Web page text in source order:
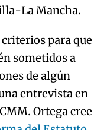
La Mancha.
para que
sometidos a
de algún
entrevista en
Ortega cree